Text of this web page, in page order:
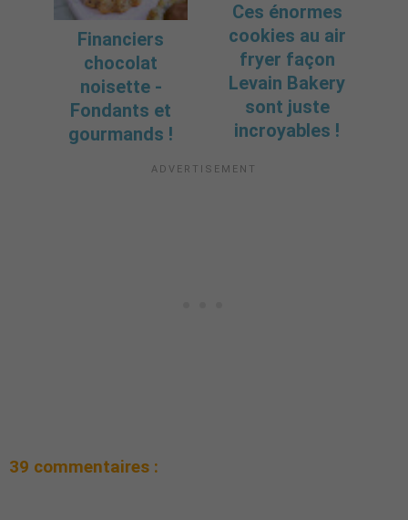
Financiers
chocolat
noisette -
Fondants et
gourmands !
Ces énormes
cookies au air
fryer façon
Levain Bakery
sont juste
incroyables !
39 commentaires :